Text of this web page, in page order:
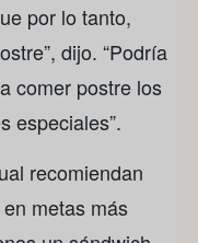
por lo tanto,
dijo. “Podría
comer postre los
especiales”.
recomiendan
metas más